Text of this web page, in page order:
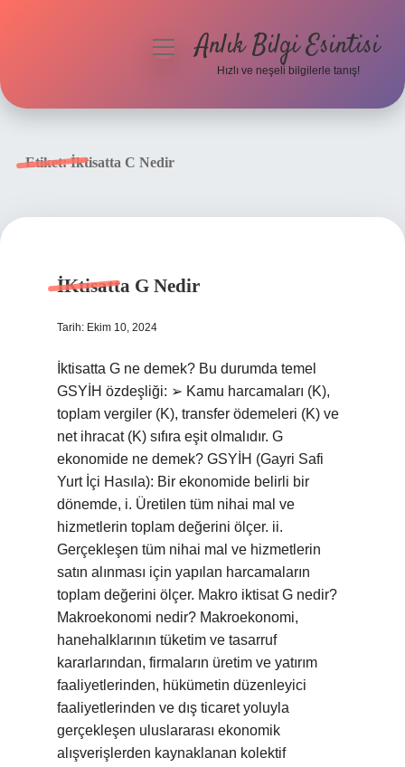
menüyüAnlık Bilgi Esintisi
Hızlı ve neşeli bilgilerle tanış!
Etiket:İktisatta C Nedir
İKtisatta G Nedir
Tarih: Ekim 10, 2024
İktisatta G ne demek? Bu durumda temel
GSYİH özdeşliği: ➢ Kamu harcamaları (K),
toplam vergiler (K), transfer ödemeleri (K) ve
net ihracat (K) sıfıra eşit olmalıdır. G
ekonomide ne demek? GSYİH (Gayri Safi
Yurt İçi Hasıla): Bir ekonomide belirli bir
dönemde, i. Üretilen tüm nihai mal ve
hizmetlerin toplam değerini ölçer. ii.
Gerçekleşen tüm nihai mal ve hizmetlerin
satın alınması için yapılan harcamaların
toplam değerini ölçer. Makro iktisat G nedir?
Makroekonomi nedir? Makroekonomi,
hanehalklarının tüketim ve tasarruf
kararlarından, firmaların üretim ve yatırım
faaliyetlerinden, hükümetin düzenleyici
faaliyetlerinden ve dış ticaret yoluyla
gerçekleşen uluslararası ekonomik
alışverişlerden kaynaklanan kolektif